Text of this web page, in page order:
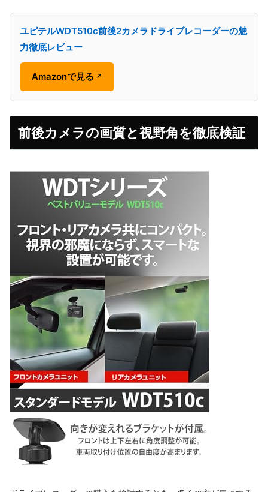
ユピテルWDT510c前後2カメラドライブレコーダーの魅
力徹底レビュー
Amazonで見る ↗
前後カメラの画質と視野角を徹底検証